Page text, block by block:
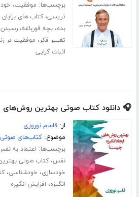
برچسب‌ها: موفقیت،
تریسی،کتاب های
بده،بچه قورباغه،
تغییر فکر، موفقیت در
اثبات گرایی
🎧 دانلود کتاب صوتی بهترین روش‌های
از:قاسم نوروزی
موضوع:کتاب‌های صوتی
برچسب‌ها: اعتماد به
نفس،کتاب صوتی
خودسازی، خودشناسی،
انگیزه، افزایش انگیزه